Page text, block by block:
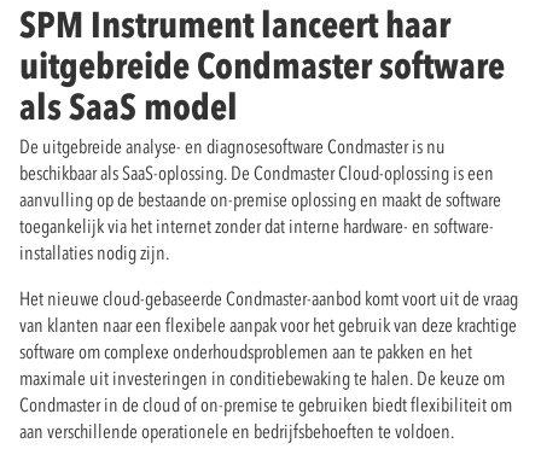
SPM Instrument lanceert haar
uitgebreide Condmaster software
als SaaS model
De uitgebreide analyse- en diagnosesoftware Condmaster is nu
beschikbaar als SaaS-oplossing. De Condmaster Cloud-oplossing is een
aanvulling op de bestaande on-premise oplossing en maakt de software
toegankelijk via het internet zonder dat interne hardware- en software-
installaties nodig zijn.
Het nieuwe cloud-gebaseerde Condmaster-aanbod komt voort uit de vraag
van klanten naar een flexibele aanpak voor het gebruik van deze krachtige
software om complexe onderhoudsproblemen aan te pakken en het
maximale uit investeringen in conditiebewaking te halen. De keuze om
Condmaster in de cloud of on-premise te gebruiken biedt flexibiliteit om
aan verschillende operationele en bedrijfsbehoeften te voldoen.